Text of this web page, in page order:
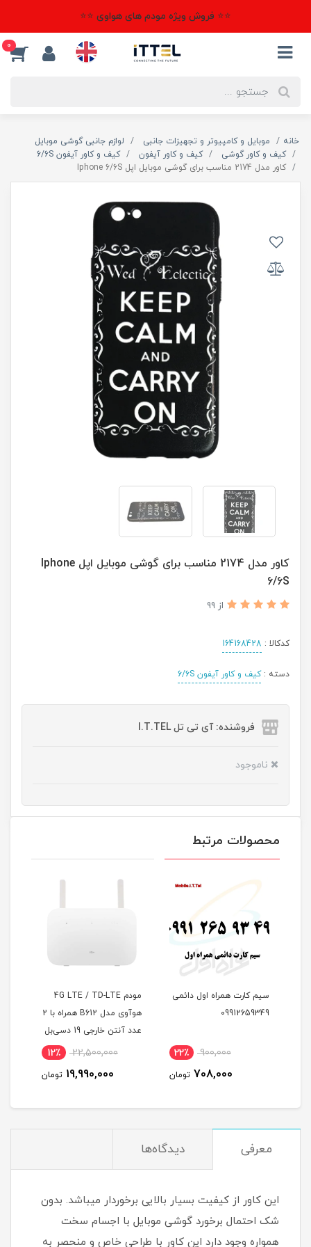
⭐⭐ فروش ویژه مودم های هواوی ⭐⭐
0
خانه موبایل و کامپیوتر و تجهیزات جانبی
لوازم جانبی گوشی موبایل
کیف و کاور گوشی
کیف و کاور آیفون
کیف و کاور آیفون 6/6S
کاور مدل 2174 مناسب برای گوشی موبایل اپل Iphone 6/6S
کاور مدل 2174 مناسب برای گوشی موبایل اپل Iphone
6/6S
از 99
کدکالا : 164168428
دسته :کیف و کاور آیفون 6/6S
فروشنده: آی تی تل I.T.TEL
ناموجود
محصولات مرتبط
سیم کارت همراه اول دائمی
09912659349
900,000 22٪
708,000 تومان
مودم 4G LTE / TD-LTE
هوآوی مدل B612 همراه با 2
عدد آنتن خارجی 19 دسی‌بل
22,500,000 12٪
19,990,000 تومان
معرفی دیدگاه‌ها
این کاور از کیفیت بسیار بالایی برخوردار میباشد. بدون
شک احتمال برخورد گوشی موبایل با اجسام سخت
همواره وجود دارد این کاور با طراحی خاص و منحصر به